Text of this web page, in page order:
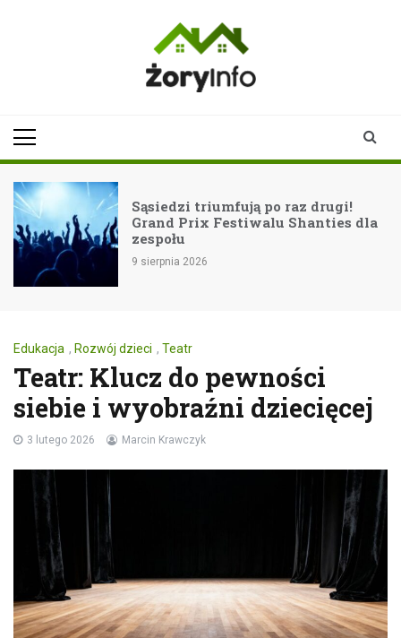
raz drugi!
Shanties dla
Letni koncert Darii ze
rybnickim Kampusie!
Edukacja , Rozwój dzieci , Teatr
Teatr: Klucz do pewności
siebie i wyobraźni dziecięcej
3 lutego 2026 Marcin Krawczyk